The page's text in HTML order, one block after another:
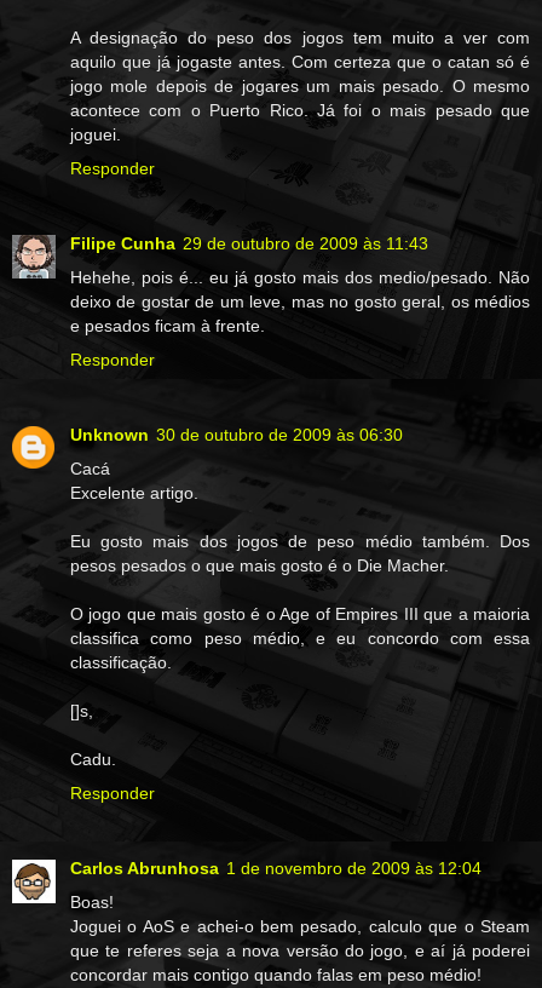
A designação do peso dos jogos tem muito a ver com
aquilo que já jogaste antes. Com certeza que o catan só é
jogo mole depois de jogares um mais pesado. O mesmo
acontece com o Puerto Rico. Já foi o mais pesado que
joguei.
Responder
Filipe Cunha 29 de outubro de 2009 às 11:43
Hehehe, pois é... eu já gosto mais dos medio/pesado. Não
deixo de gostar de um leve, mas no gosto geral, os médios
e pesados ficam à frente.
Responder
Unknown 30 de outubro de 2009 às 06:30
Cacá
Excelente artigo.
Eu gosto mais dos jogos de peso médio também. Dos
pesos pesados o que mais gosto é o Die Macher.
O jogo que mais gosto é o Age of Empires III que a maioria
classifica como peso médio, e eu concordo com essa
classificação.
[]s,
Cadu.
Responder
Carlos Abrunhosa 1 de novembro de 2009 às 12:04
Boas!
Joguei o AoS e achei-o bem pesado, calculo que o Steam
que te referes seja a nova versão do jogo, e aí já poderei
concordar mais contigo quando falas em peso médio!